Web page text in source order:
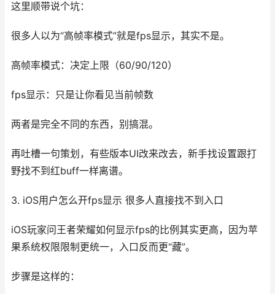
这里顺带说个坑：
很多人以为“高帧率模式”就是fps显示，其实不是。
高帧率模式：决定上限（60/90/120）
fps显示：只是让你看见当前帧数
两者是完全不同的东西，别搞混。
再吐槽一句策划，有些版本UI改来改去，新手找设置跟打
野找不到红buff一样离谱。
3. iOS用户怎么开fps显示 很多人直接找不到入口
iOS玩家问王者荣耀如何显示fps的比例其实更高，因为苹
果系统权限限制更统一，入口反而更“藏”。
步骤是这样的：